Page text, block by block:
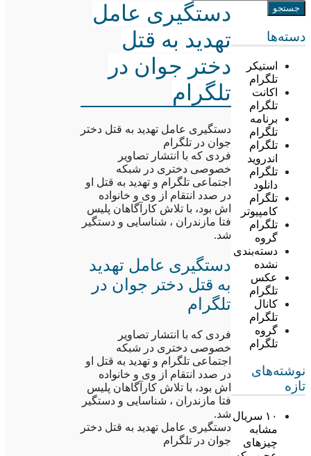
دسته‌ها
استیکر
تلگرام
اکانت
تلگرام
برنامه
تلگرام
تلگرام
اندروید
تلگرام
دانلود
تلگرام
کامپیوتر
تلگرام
گروه
دسته‌بندی
نشده
عکس
تلگرام
کانال
تلگرام
گروه
تلگرام
نوشته‌های
تازه
۱۰ سریال
مشابه
چیزهای
دستگیری عامل
تهدید به قتل
دختر جوان در
تلگرام
دستگیری عامل تهدید به قتل دختر
جوان در تلگرام
فردی که با انتشار تصاویر
خصوصی دختری در شبکه
اجتماعی تلگرام و تهدید به قتل او
در صدد انتقام از وی و خانواده
اش بود، با تلاش کارآگاهان پلیس
فتا مازندران ، شناسایی و دستگیر
شد.
دستگیری عامل تهدید
به قتل دختر جوان در
تلگرام
فردی که با انتشار تصاویر
خصوصی دختری در شبکه
اجتماعی تلگرام و تهدید به قتل او
در صدد انتقام از وی و خانواده
اش بود، با تلاش کارآگاهان پلیس
فتا مازندران ، شناسایی و دستگیر
شد.
دستگیری عامل تهدید به قتل دختر
جوان در تلگرام